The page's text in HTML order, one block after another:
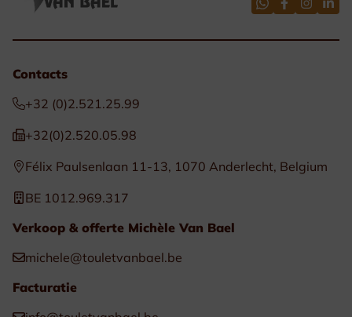
Contacts
+32 (0)2.521.25.99
+32(0)2.520.05.98
Félix Paulsenlaan 11-13, 1070 Anderlecht, Belgium
BE 1012.969.317
Verkoop & offerte Michèle Van Bael
michele@touletvanbael.be
Facturatie